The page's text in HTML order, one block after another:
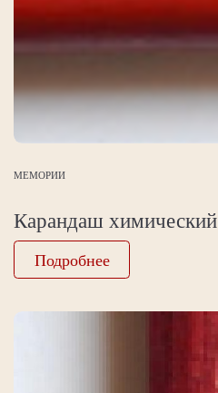
МЕМОРИИ
Карандаш химический
Подробнее